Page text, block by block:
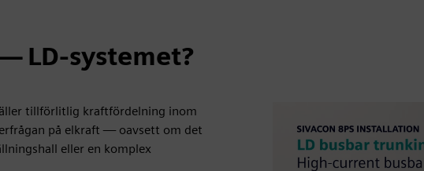
LD-systemet?
tillförlitlig kraftfördelning inom
på elkraft — oavsett om det
eller en komplex